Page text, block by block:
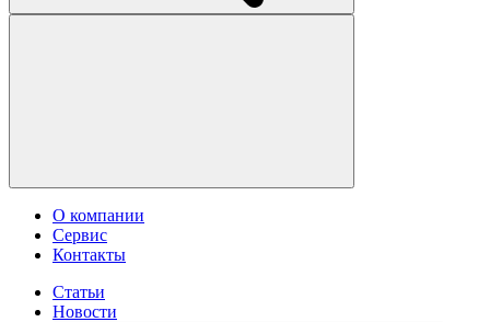
О компании
Сервис
Контакты
Статьи
Новости